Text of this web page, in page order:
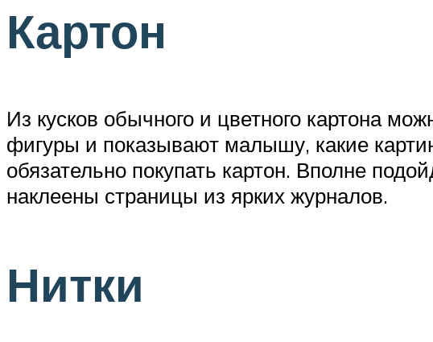
Картон
Из кусков обычного и цветного картона
фигуры и показывают малышу, какие
обязательно покупать картон. Вполне
наклеены страницы из ярких журналов.
Нитки